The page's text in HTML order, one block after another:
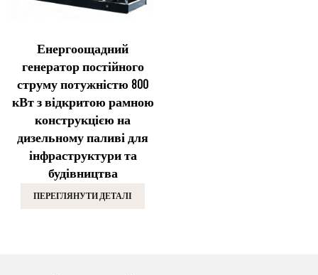
Енергоощадний
генератор постійного
струму потужністю 800
кВт з відкритою рамною
конструкцією на
дизельному паливі для
інфраструктури та
будівництва
ПЕРЕГЛЯНУТИ ДЕТАЛІ